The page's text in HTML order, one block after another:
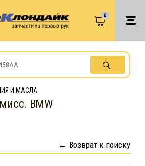
0
И МАСЛА
BMW
Возврат к поиску